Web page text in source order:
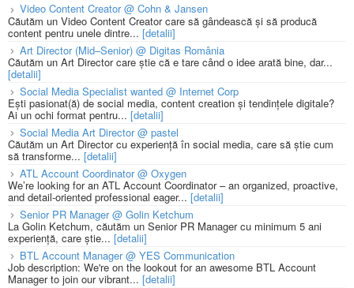
Video Content Creator @ Cohn & Jansen
Căutăm un Video Content Creator care să gândească și să producă
content pentru unele dintre... [detalii]
Art Director (Mid–Senior) @ Digitas România
Căutăm un Art Director care știe că e tare când o idee arată bine, dar...
[detalii]
Social Media Specialist wanted @ Internet Corp
Ești pasionat(ă) de social media, content creation și tendințele digitale?
Ai un ochi format pentru... [detalii]
Social Media Art Director @ pastel
Căutăm un Art Director cu experiență în social media, care să știe cum
să transforme... [detalii]
ATL Account Coordinator @ Oxygen
We’re looking for an ATL Account Coordinator – an organized, proactive,
and detail-oriented professional eager... [detalii]
Senior PR Manager @ Golin Ketchum
La Golin Ketchum, căutăm un Senior PR Manager cu minimum 5 ani
experiență, care știe... [detalii]
BTL Account Manager @ YES Communication
Job description: We're on the lookout for an awesome BTL Account
Manager to join our vibrant... [detalii]